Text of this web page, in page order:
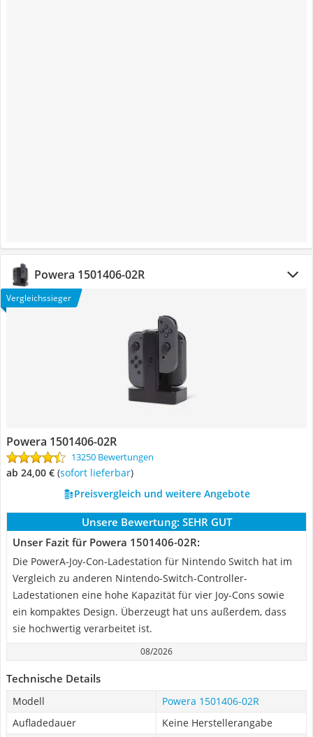
Powera 1501406-02R
Vergleichssieger
Powera 1501406-02R
13250 Bewertungen
ab 24,00 € ( Sofort lieferbar)
Preisvergleich und weitere Angebote
Unsere Bewertung: SEHR GUT
Unser Fazit für Powera 1501406-02R:
Die PowerA-Joy-Con-Ladestation für Nintendo Switch hat im
Vergleich zu anderen Nintendo-Switch-Controller-
Ladestationen eine hohe Kapazität für vier Joy-Cons sowie
ein kompaktes Design. Überzeugt hat uns außerdem, dass
sie hochwertig verarbeitet ist.
08/2026
Technische Details
Modell
Powera 1501406-02R
Aufladedauer
Keine Herstellerangabe